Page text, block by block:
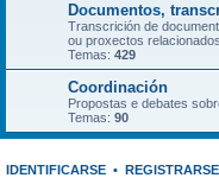
Documentos,
Transcrición de
ou proxectos relacionados
Temas: 429
Coordinación
Propostas e debates
Temas: 90
IDENTIFICARSE • REGISTRARSE